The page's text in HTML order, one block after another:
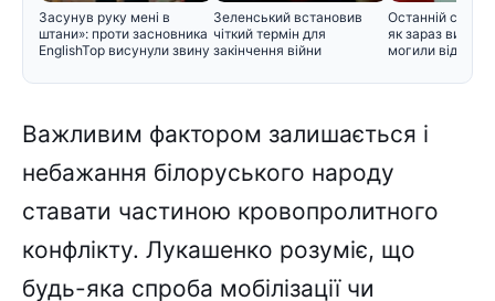
Засунув руку мені в
штани»: проти засновника
EnglishTop висунули звину
Зеленський встановив
чіткий термін для
закінчення війни
Останній
як зараз
могили відомих
Важливим фактором залишається і
небажання білоруського народу
ставати частиною кровопролитного
конфлікту. Лукашенко розуміє, що
будь-яка спроба мобілізації чи